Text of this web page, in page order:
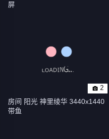
屏
2
房间 阳光 神里绫华 3440x1440
带鱼